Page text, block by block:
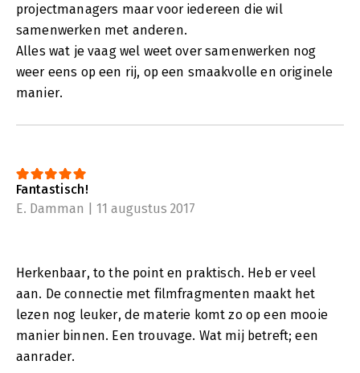
projectmanagers maar voor iedereen die wil
samenwerken met anderen.
Alles wat je vaag wel weet over samenwerken nog
weer eens op een rij, op een smaakvolle en originele
manier.
Fantastisch!
E. Damman | 11 augustus 2017
Herkenbaar, to the point en praktisch. Heb er veel
aan. De connectie met filmfragmenten maakt het
lezen nog leuker, de materie komt zo op een mooie
manier binnen. Een trouvage. Wat mij betreft; een
aanrader.